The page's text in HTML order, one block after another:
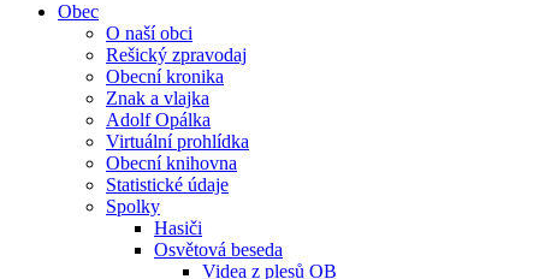
Obec
O naší obci
Rešický zpravodaj
Obecní kronika
Znak a vlajka
Adolf Opálka
Virtuální prohlídka
Obecní knihovna
Statistické údaje
Spolky
Hasiči
Osvětová beseda
Videa z plesů OB